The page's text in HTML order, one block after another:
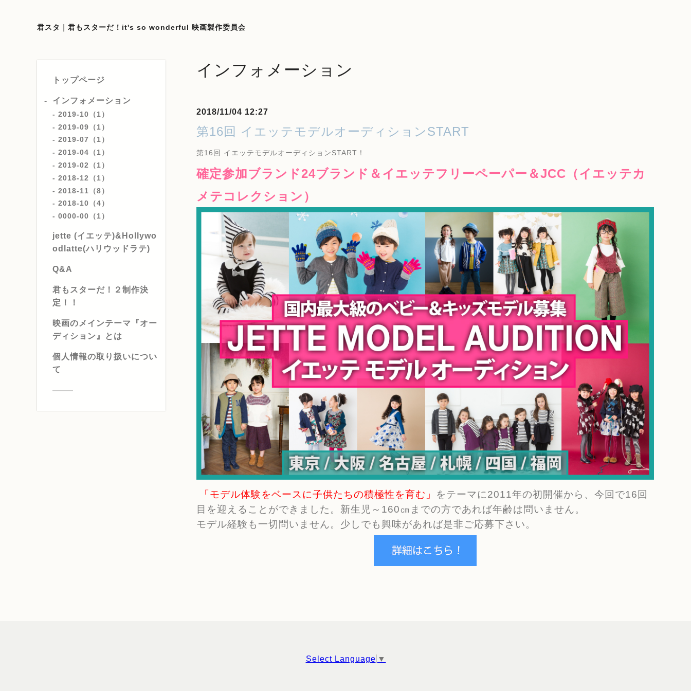
君スタ｜君もスターだ！it's so wonderful 映画製作委員会
トップページ
インフォメーション
2019-10（1）
2019-09（1）
2019-07（1）
2019-04（1）
2019-02（1）
2018-12（1）
2018-11（8）
2018-10（4）
0000-00（1）
jette (イエッテ)&Hollywo
odlatte(ハリウッドラテ)
Q&A
君もスターだ！２制作決
定！！
映画のメインテーマ『オー
ディション』とは
個人情報の取り扱いについ
て
インフォメーション
2018/11/04 12:27
第16回 イエッテモデルオーディションSTART
第16回 イエッテモデルオーディションSTART！
確定参加ブランド24ブランド＆イエッテフリーペーパー ＆JCC（イエッテカ
メテコレクション）
「モデル体験をベースに子供たちの積極性を育む」 をテーマに2011年の初開催から、今回で16回
目を迎えることができました。新生児～160㎝までの方であれば年齢は問いません。
モデル経験も一切問いません。少しでも興味があれば是非ご応募下さい。
Select Language ▼